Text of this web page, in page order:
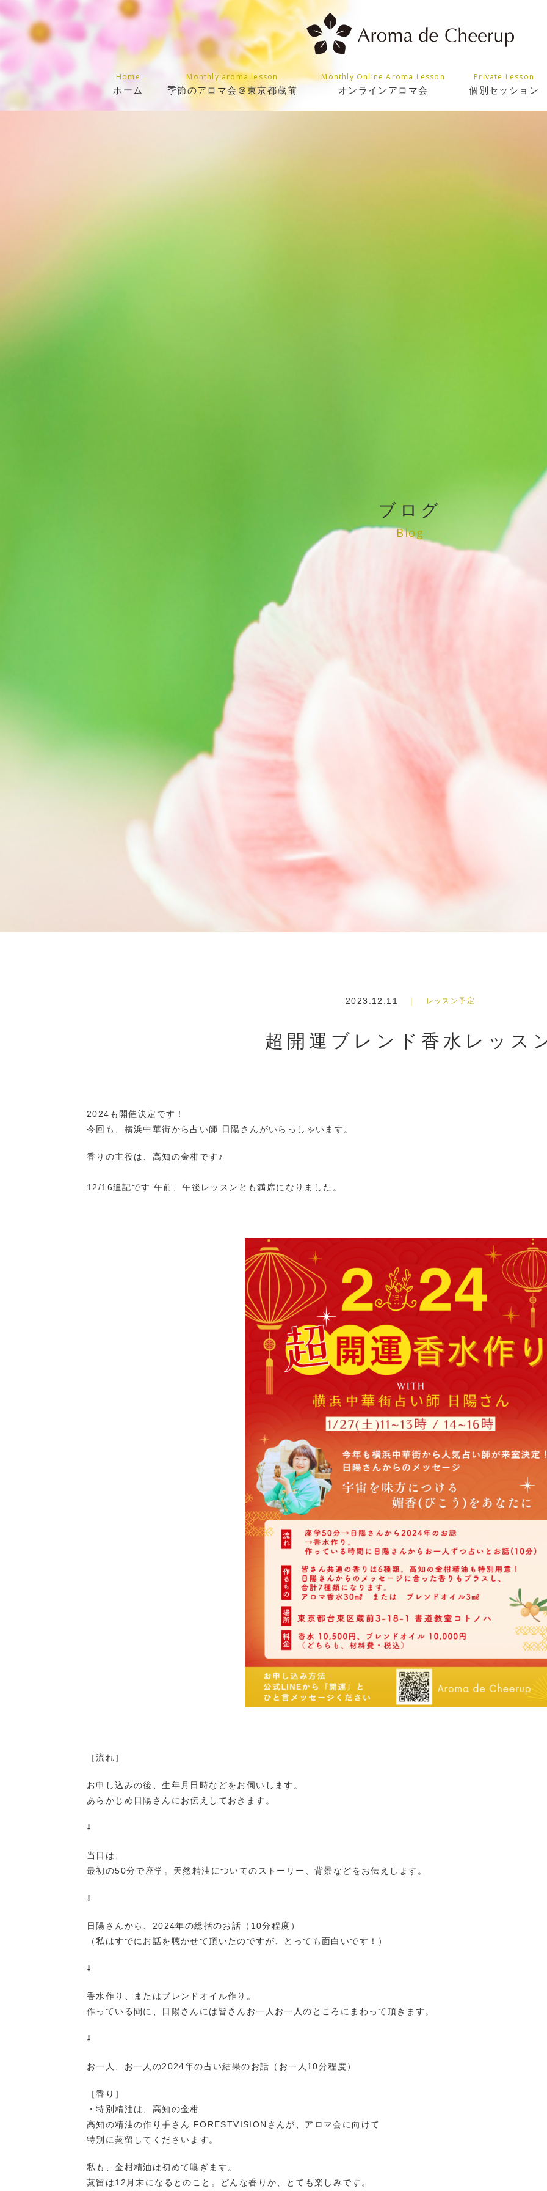
Home
ホーム
Monthly aroma lesson
季節のアロマ会＠東京都蔵前
Monthly Online Aroma Lesson
オンラインアロマ会
Private Lesson
個別セッション
ブログ
Blog
2023.12.11 レッスン予定
超開運ブレンド香水レッス
2024も開催決定です！
今回も、横浜中華街から占い師 日陽さんがいらっしゃいます。
香りの主役は、高知の金柑です♪
12/16追記です 午前、午後レッスンとも満席になりました。
［流れ］
お申し込みの後、生年月日時などをお伺いします。
あらかじめ日陽さんにお伝えしておきます。
⇩
当日は、
最初の50分で座学。天然精油についてのストーリー、背景などをお伝えします。
⇩
日陽さんから、2024年の総括のお話（10分程度）
（私はすでにお話を聴かせて頂いたのですが、とっても面白いです！）
⇩
香水作り、またはブレンドオイル作り。
作っている間に、日陽さんには皆さんお一人お一人のところにまわって頂きます。
⇩
お一人、お一人の2024年の占い結果のお話（お一人10分程度）
［香り］
・特別精油は、高知の金柑
高知の精油の作り手さん FORESTVISIONさんが、アロマ会に向けて
特別に蒸留してくださいます。
私も、金柑精油は初めて嗅ぎます。
蒸留は12月末になるとのこと。どんな香りか、とても楽しみです。